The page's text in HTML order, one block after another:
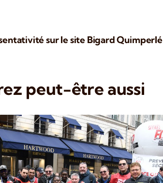
sur le site Bigard Quimperlé
peut-être aussi